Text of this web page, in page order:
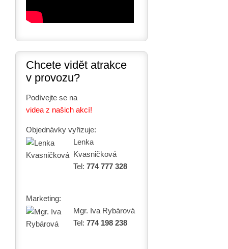
Chcete vidět atrakce
v provozu?
Podívejte se na
videa z našich akcí!
Objednávky vyřizuje:
Lenka
Kvasničková
Tel: 774 777 328
Marketing:
Mgr. Iva Rybárová
Tel: 774 198 238